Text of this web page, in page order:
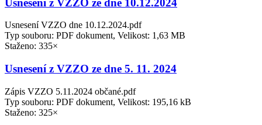
Usnesení VZZO dne 10.12.2024.pdf
Typ souboru: PDF dokument, Velikost: 1,63 MB
Staženo: 335×
Usnesení z VZZO ze dne 5. 11. 2024
Zápis VZZO 5.11.2024 občané.pdf
Typ souboru: PDF dokument, Velikost: 195,16 kB
Staženo: 325×